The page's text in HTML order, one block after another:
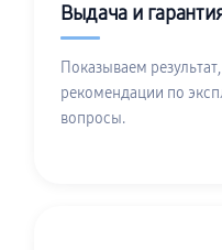
Выдача и
Показываем
рекомендации по
вопросы.